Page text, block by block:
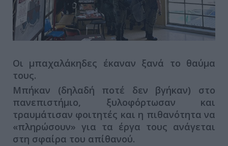
Οι μπαχαλάκηδες έκαναν ξανά το θαύμα
τους.
Μπήκαν (δηλαδή ποτέ δεν βγήκαν) στο
πανεπιστήμιο, ξυλοφόρτωσαν και
τραυμάτισαν φοιτητές και η πιθανότητα να
«πληρώσουν» για τα έργα τους ανάγεται
στη σφαίρα του απίθανού.